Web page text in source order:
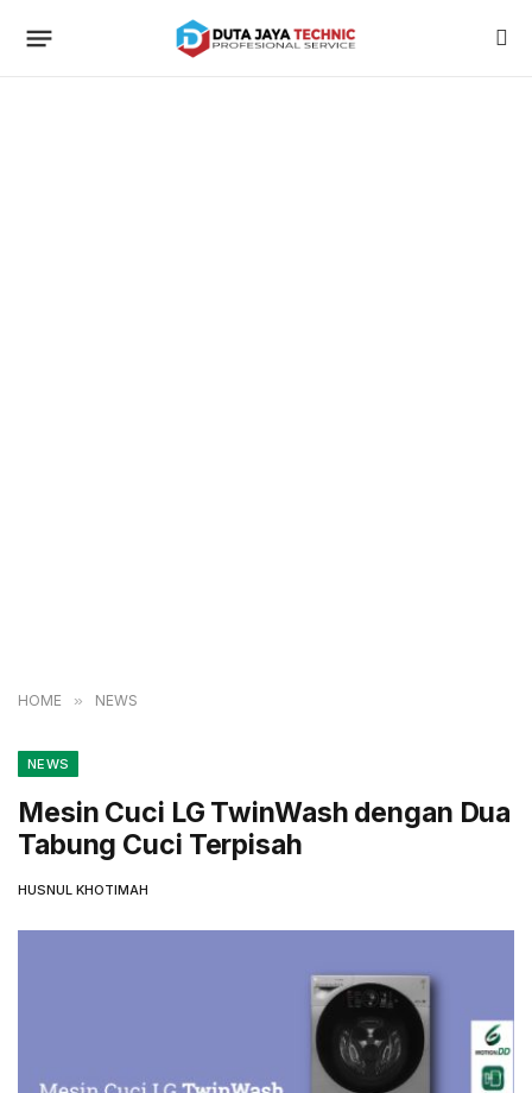
HOME » NEWS
NEWS
Mesin Cuci LG TwinWash dengan Dua
Tabung Cuci Terpisah
HUSNUL KHOTIMAH